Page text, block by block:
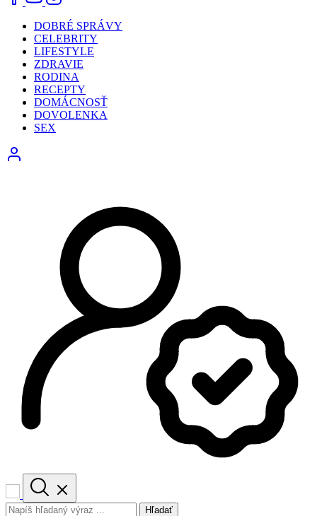
DOBRÉ SPRÁVY
CELEBRITY
LIFESTYLE
ZDRAVIE
RODINA
RECEPTY
DOMÁCNOSŤ
DOVOLENKA
SEX
Hľadať